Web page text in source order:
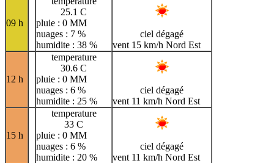
09 h
25.1 C
pluie : 0 MM
nuages : 7 %
humidite : 38 %
ciel dégagé
vent 15 km/h Nord Est
12 h
temperature
30.6 C
pluie : 0 MM
nuages : 6 %
humidite : 25 %
ciel dégagé
vent 11 km/h Nord Est
15 h
temperature
33 C
pluie : 0 MM
nuages : 6 %
humidite : 20 %
ciel dégagé
vent 11 km/h Nord Est